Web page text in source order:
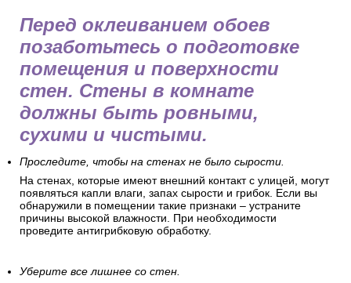
Перед оклеиванием обоев
позаботьтесь о подготовке
помещения и поверхности
стен. Стены в комнате
должны быть ровными,
сухими и чистыми.
Проследите, чтобы на стенах не было сырости.
На стенах, которые имеют внешний контакт с улицей, могут
появляться капли влаги, запах сырости и грибок. Если вы
обнаружили в помещении такие признаки – устраните
причины высокой влажности. При необходимости
проведите антигрибковую обработку.
Уберите все лишнее со стен.